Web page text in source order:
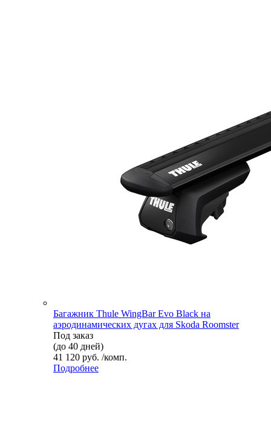
Багажник Thule WingBar Evo Black на
аэродинамических дугах для Skoda Roomster
Под заказ
(до 40 дней)
41 120 руб. /комп.
Подробнее